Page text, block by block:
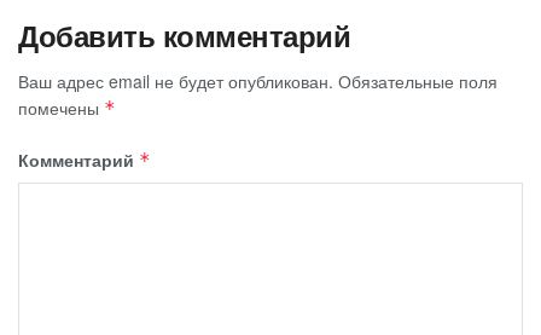
Добавить комментарий
Ваш адрес email не будет опубликован. Обязательные поля
помечены *
Комментарий *